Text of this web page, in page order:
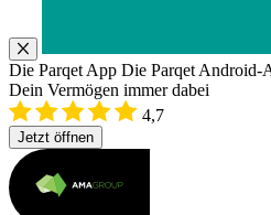
Die Parqet App Die Parqet Android-
Dein Vermögen immer dabei
4,7
Jetzt öffnen